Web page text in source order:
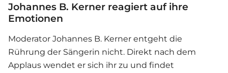
Johannes B. Kerner reagiert auf ihre
Emotionen
Moderator Johannes B. Kerner entgeht die
Rührung der Sängerin nicht. Direkt nach dem
Applaus wendet er sich ihr zu und findet